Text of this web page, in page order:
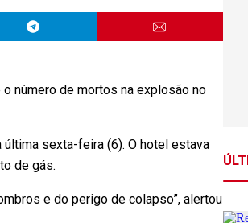
número de mortos na explosão no
sexta-feira (6). O hotel estava
de gás.
e do perigo de colapso”, alertou